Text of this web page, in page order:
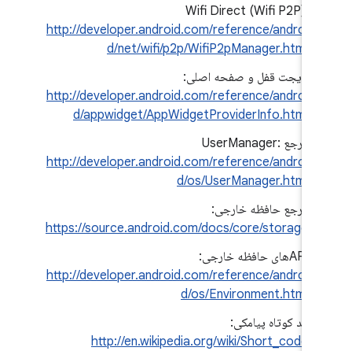
Wifi Direct (Wifi P2P):
http://developer.android.com/reference/androi
d/net/wifi/p2p/WifiP2pManager.html
ویجت قفل و صفحه اصلی:
http://developer.android.com/reference/androi
d/appwidget/AppWidgetProviderInfo.html
http://developer.android.com/reference/androi
d/os/UserManager.html
مرجع حافظه خارجی:
https://source.android.com/docs/core/storage
http://developer.android.com/reference/androi
d/os/Environment.html
کد کوتاه پیامکی:
http://en.wikipedia.org/wiki/Short_code